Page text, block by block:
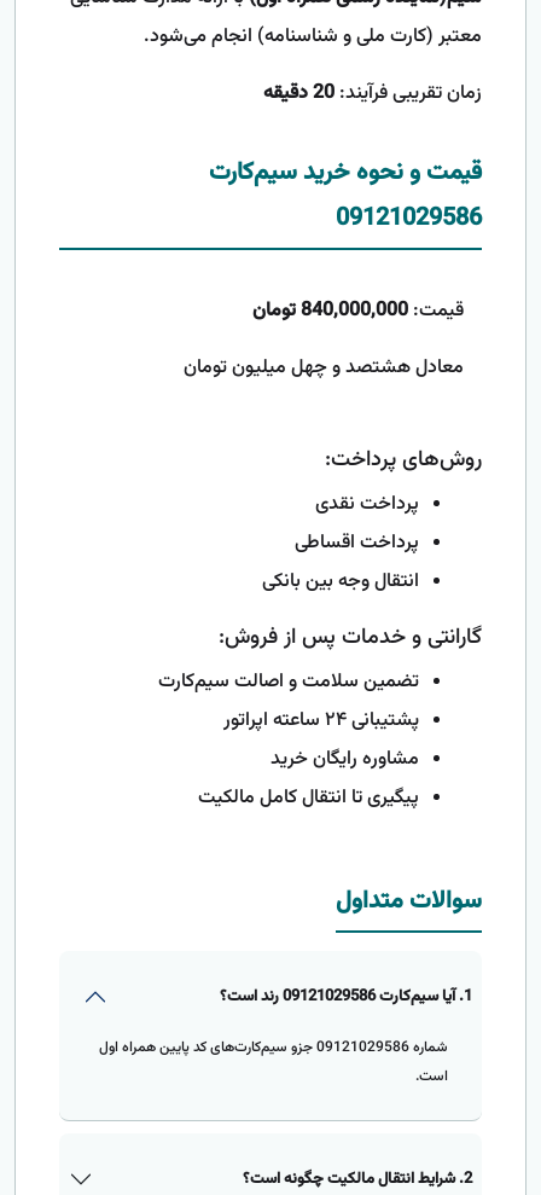
معتبر (کارت ملی و شناسنامه) انجام می‌شود.
زمان تقریبی فرآیند: 20 دقیقه
قیمت و نحوه خرید سیم‌کارت
09121029586
قیمت: 840,000,000 تومان
معادل هشتصد و چهل میلیون تومان
روش‌های پرداخت:
پرداخت نقدی
پرداخت اقساطی
انتقال وجه بین بانکی
گارانتی و خدمات پس از فروش:
تضمین سلامت و اصالت سیم‌کارت
پشتیبانی ۲۴ ساعته اپراتور
مشاوره رایگان خرید
پیگیری تا انتقال کامل مالکیت
سوالات متداول
1. آیا سیم‌کارت 09121029586 رند است؟
شماره 09121029586 جزو سیم‌کارت‌های کد پایین همراه اول
است.
2. شرایط انتقال مالکیت چگونه است؟